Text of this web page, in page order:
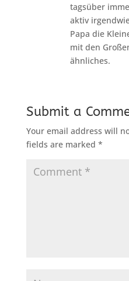
tagsüber
aktiv
Papa die
mit den
ähnliches.
Submit a
Your email address will
fields are marked *